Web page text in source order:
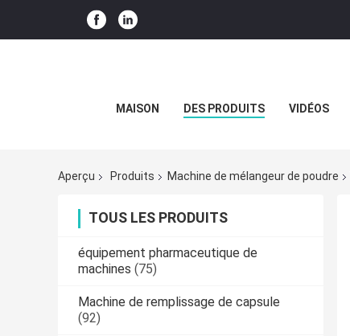
MAISON DES PRODUITS VIDÉOS
Aperçu Produits Machine de mélangeur de poudre
TOUS LES PRODUITS
équipement pharmaceutique de
machines (75)
Machine de remplissage de capsule
(92)